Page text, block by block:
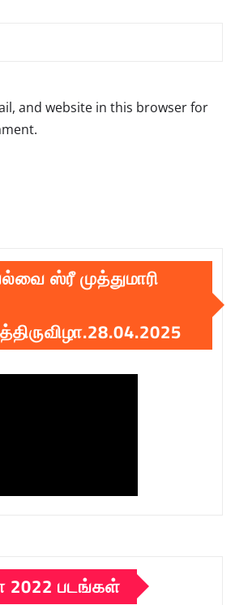
and website in this browser for
ஸ்ரீ முத்துமாரி
2022 படங்கள்